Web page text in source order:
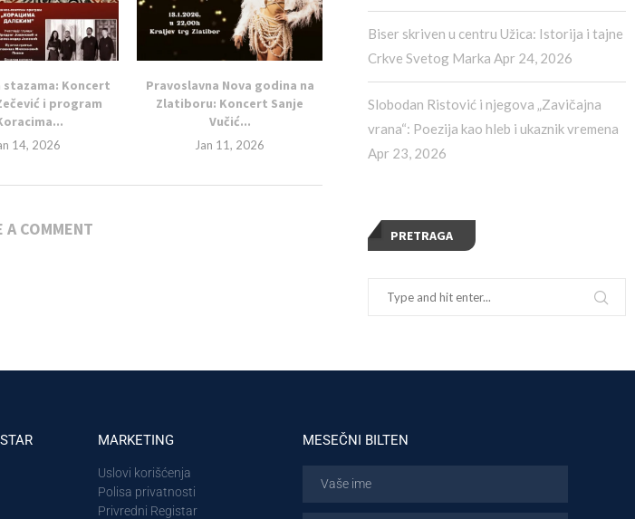
stazama: Koncert
i program
14, 2026
Pravoslavna Nova godina na
Zlatiboru: Koncert Sanje
Vučić...
Jan 11, 2026
A COMMENT
Biser skriven u centru Užica: Istorija i tajne
Crkve Svetog Marka Apr 24, 2026
Slobodan Ristović i njegova „Zavičajna
vrana“: Poezija kao hleb i ukaznik vremena
Apr 23, 2026
PRETRAGA
MARKETING
Uslovi korišćenja
Polisa privatnosti
Privredni Registar
MESEČNI BILTEN